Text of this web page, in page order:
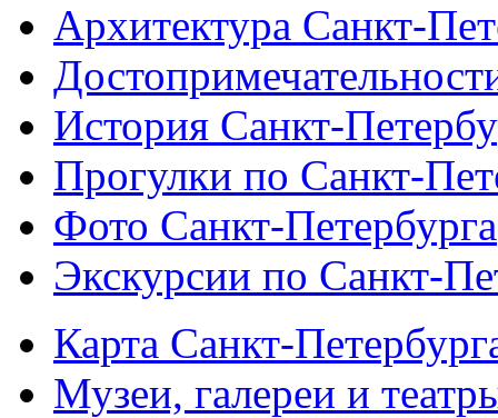
Архитектура Санкт-
История Санкт-
Прогулки по Санкт-
Фото Санкт-Петербурга
Экскурсии по Санкт-
Карта Санкт-
Музеи, галереи и